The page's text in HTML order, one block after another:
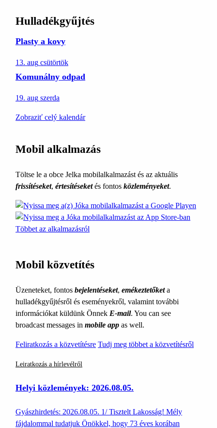
Hulladékgyűjtés
Plasty a kovy
13. aug csütörtök
Komunálny odpad
19. aug szerda
Zobraziť celý kalendár
Mobil alkalmazás
Töltse le a obce Jelka mobilalkalmazást és az aktuális
frissítéseket, értesítéseketés fontos közleményeket.
Többet az alkalmazásról
Mobil közvetítés
Üzeneteket, fontos bejelentéseket, emékeztetőketa
hulladékgyűjtésről és eseményekről, valamint további
információkat küldünk Önnek E-mail. You can see
broadcast messages in mobile app as well.
Feliratkozás a közvetítésre Tudj meg többet a közvetítésről
Leiratkozás a hírlevélről
Helyi közlemények: 2026.08.05.
Gyászhirdetés: 2026.08.05. 1/ Tisztelt Lakosság! Mély
fájdalommal tudatjuk Önökkel, hogy 73 éves korában